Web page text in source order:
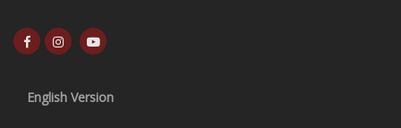
English Version